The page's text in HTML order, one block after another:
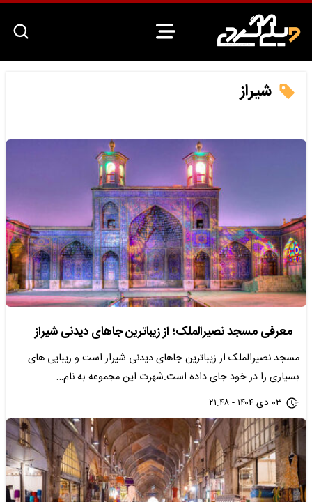
شیراز
معرفی مسجد نصیرالملک؛ از زیباترین جاهای دیدنی شیراز
مسجد نصیرالملک از زیباترین جاهای دیدنی شیراز است و زیبایی های
بسیاری را در خود جای داده است.شهرت این مجموعه به نام…
۰۳ دی ۱۴۰۴ - ۲۱:۴۸